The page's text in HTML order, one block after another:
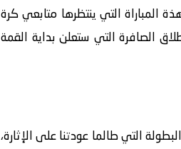
05-12. كورة لايف يوفر لكم تفاصيل هذة المباراة التي ينتظرها متابعي كرة
الصافرة التي ستعلن بداية القمة
التي طالما عودتنا على الإثارة،